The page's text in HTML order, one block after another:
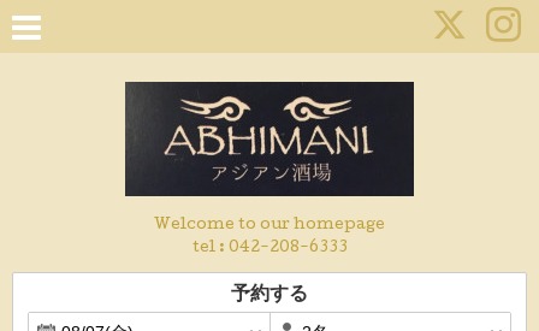
Welcome to our homepage
tel : 042-208-6333
予約する